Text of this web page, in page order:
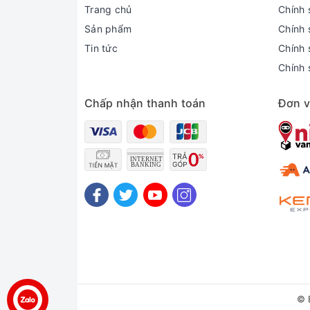
Trang chủ
Sản phẩm
Tin tức
Chính
Chính
Chính
Chính
Chấp nhận thanh toán Đơn
©